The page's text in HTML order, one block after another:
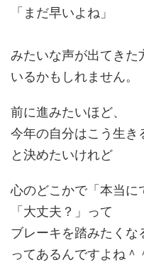
「まだ早いよね」
みたいな声が出てきた
いるかもしれません。
前に進みたいほど、
今年の自分はこう生き
と決めたいけれど
心のどこかで「本当に
「大丈夫？」って
ブレーキを踏みたくな
ってあるんですよね＾